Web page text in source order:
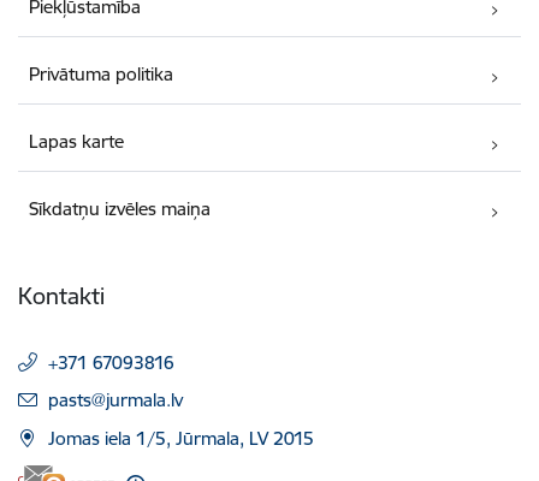
Piekļūstamība
Privātuma politika
Lapas karte
Sīkdatņu izvēles maiņa
Kontakti
+371 67093816
E-pasts:
pasts@jurmala.lv
Jomas iela 1/5, Jūrmala, LV 2015